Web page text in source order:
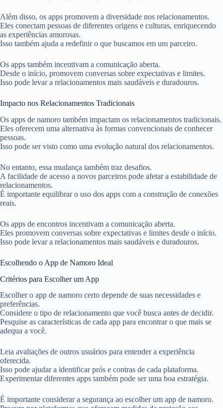
Além disso, os apps promovem a diversidade nos relacionamentos.
Eles conectam pessoas de diferentes origens e culturas, enriquecendo
as experiências amorosas.
Isso também ajuda a redefinir o que buscamos em um parceiro.
Os apps também incentivam a comunicação aberta.
Desde o início, promovem conversas sobre expectativas e limites.
Isso pode levar a relacionamentos mais saudáveis e duradouros.
Impacto nos Relacionamentos Tradicionais
Os apps de namoro também impactam os relacionamentos tradicionais.
Eles oferecem uma alternativa às formas convencionais de conhecer
pessoas.
Isso pode ser visto como uma evolução natural dos relacionamentos.
No entanto, essa mudança também traz desafios.
A facilidade de acesso a novos parceiros pode afetar a estabilidade de
relacionamentos.
É importante equilibrar o uso dos apps com a construção de conexões
reais.
Os apps de encontros incentivam a comunicação aberta.
Eles promovem conversas sobre expectativas e limites desde o início.
Isso pode levar a relacionamentos mais saudáveis e duradouros.
Escolhendo o App de Namoro Ideal
Critérios para Escolher um App
Escolher o app de namoro certo depende de suas necessidades e
preferências.
Considere o tipo de relacionamento que você busca antes de decidir.
Pesquise as características de cada app para encontrar o que mais se
adequa a você.
Leia avaliações de outros usuários para entender a experiência
oferecida.
Isso pode ajudar a identificar prós e contras de cada plataforma.
Experimentar diferentes apps também pode ser uma boa estratégia.
É importante considerar a segurança ao escolher um app de namoro.